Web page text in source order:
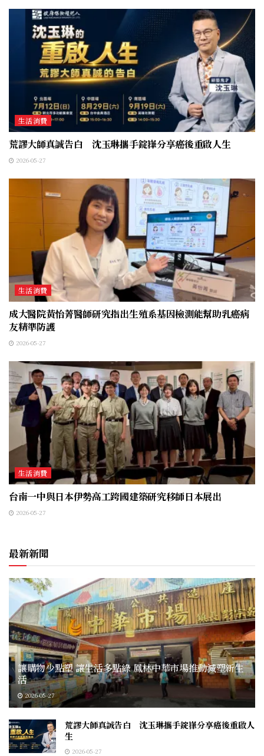
生活消費
荒謬大師真誠告白 沈玉琳攜手錠嵂分享癌後重啟人生
2026-05-27
生活消費
成大醫院黃怡菁醫師研究指出生殖系基因檢測能幫助乳癌病
友精準防護
2026-05-27
生活消費
台南一中與日本伊勢高工跨國建築研究移師日本展出
2026-05-27
最新新聞
讓購物少點塑 讓生活多點綠 鳳林中華市場推動減塑新生
活
2026-05-27
荒謬大師真誠告白 沈玉琳攜手錠嵂分享癌後重啟人
生
2026-05-27